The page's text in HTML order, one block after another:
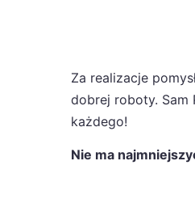
Za realizacje
dobrej roboty. Sam
każdego!
Nie ma